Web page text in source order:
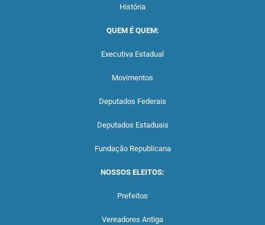
História
QUEM É QUEM:
Executiva Estadual
Movimentos
Deputados Federais
Deputados Estaduais
Fundação Republicana
NOSSOS ELEITOS:
Prefeitos
Vereadores Antiga